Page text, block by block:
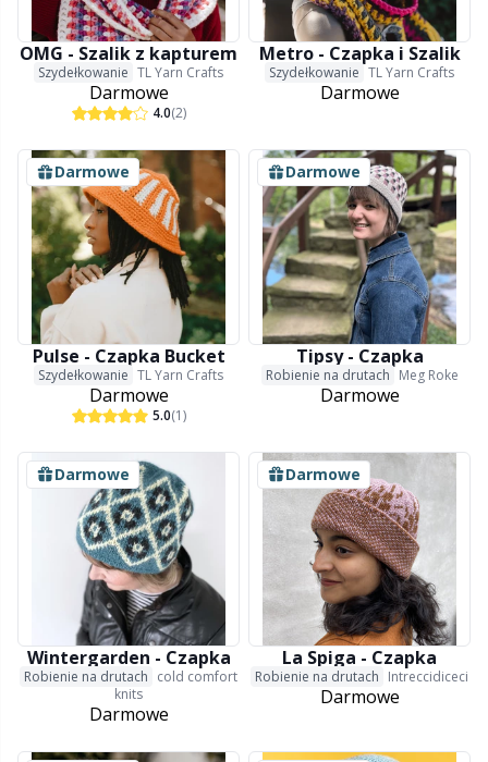
Włóczki z refleksami i do cerowania
Zabezpieczenia na druty
Zamki błyskawiczne
Zestawy do robienia pomponów
Znaczniki ściegów
Żyłki do drutów
OMG - Szalik z kapturem
Szydełkowanie TL Yarn Crafts
Darmowe
4.0(2)
Metro - Czapka i Szalik
Szydełkowanie TL Yarn Crafts
Darmowe
Darmowe
Pulse - Czapka Bucket
Szydełkowanie TL Yarn Crafts
Darmowe
5.0(1)
Darmowe
Tipsy - Czapka
Robienie na drutach Meg Roke
Darmowe
Darmowe
Wintergarden - Czapka
Robienie na drutach cold comfort
knits
Darmowe
Darmowe
La Spiga - Czapka
Robienie na drutach Intreccidiceci
Darmowe